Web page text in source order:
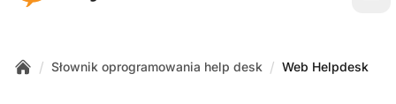
/ Słownik oprogramowania help desk / Web Helpdesk